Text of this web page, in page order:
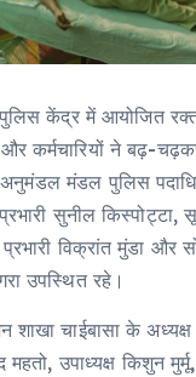
पुलिस केंद्र में आयोजित
और कर्मचारियों ने बढ़-
मंडल पुलिस
सुनील किस्पोट्टा,
विक्रांत मुंडा और
उपस्थित रहे।
शाखा चाईबासा के
महतो, उपाध्यक्ष किशुन